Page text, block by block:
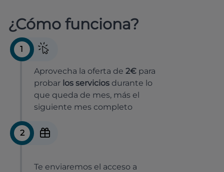
¿Cómo funciona?
1
Aprovecha la oferta de 2€ para
probar los servicios durante lo
que queda de mes, más el
siguiente mes completo
2
Te enviaremos el acceso a